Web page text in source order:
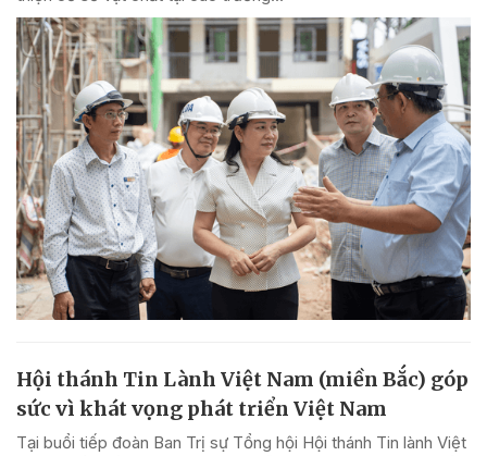
Hội thánh Tin Lành Việt Nam (miền Bắc) góp
sức vì khát vọng phát triển Việt Nam
Tại buổi tiếp đoàn Ban Trị sự Tổng hội Hội thánh Tin lành Việt